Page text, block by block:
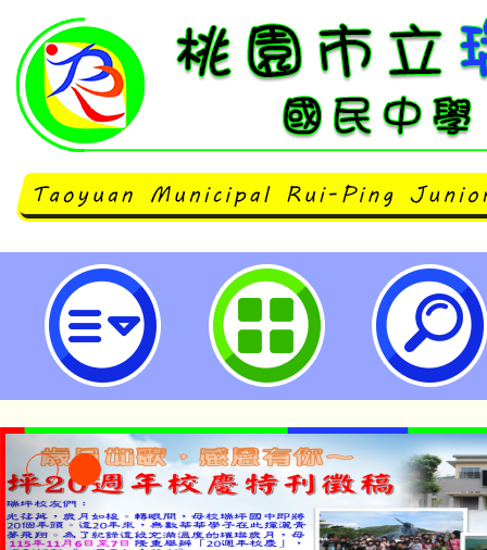
neilrpjhstyc網站設計者：徐嘉